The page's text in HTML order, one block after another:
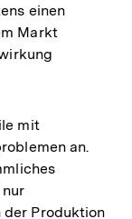
einen
Markt
mit
an.
der Produktion